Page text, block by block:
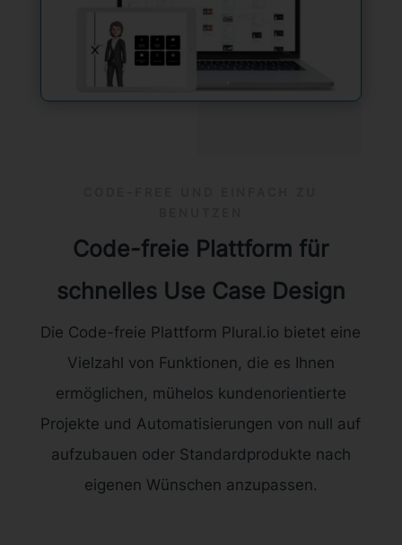
Code-freie Plattform für
schnelles Use Case Design
Die Code-freie Plattform Plural.io bietet eine
Vielzahl von Funktionen, die es Ihnen
ermöglichen, mühelos kundenorientierte
Projekte und Automatisierungen von null auf
aufzubauen oder Standardprodukte nach
eigenen Wünschen anzupassen.